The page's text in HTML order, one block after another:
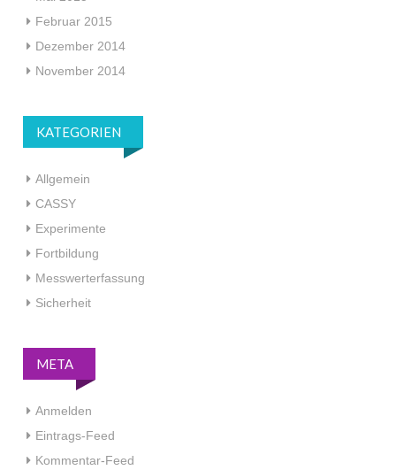
Februar 2015
Dezember 2014
November 2014
KATEGORIEN
Allgemein
CASSY
Experimente
Fortbildung
Messwerterfassung
Sicherheit
META
Anmelden
Eintrags-Feed
Kommentar-Feed